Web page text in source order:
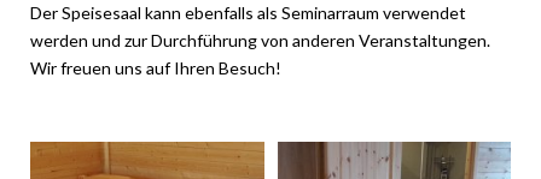
Der Speisesaal kann ebenfalls als Seminarraum verwendet
werden und zur Durchführung von anderen Veranstaltungen.
Wir freuen uns auf Ihren Besuch!